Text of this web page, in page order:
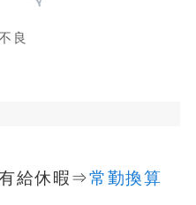
良
給休暇⇒常勤換算